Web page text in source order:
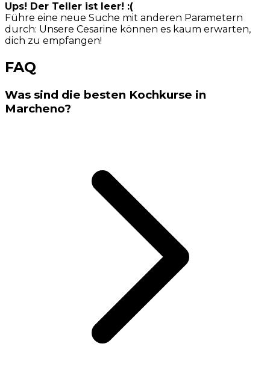
Ups! Der Teller ist leer! :(
Führe eine neue Suche mit anderen Parametern
durch: Unsere Cesarine können es kaum erwarten,
dich zu empfangen!
FAQ
Was sind die besten Kochkurse in
Marcheno?